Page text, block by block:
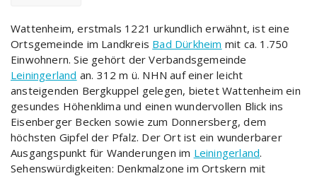
Wattenheim, erstmals 1221 urkundlich erwähnt, ist eine
Ortsgemeinde im Landkreis Bad Dürkheim mit ca. 1.750
Einwohnern. Sie gehört der Verbandsgemeinde
Leiningerland an. 312 m ü. NHN auf einer leicht
ansteigenden Bergkuppel gelegen, bietet Wattenheim ein
gesundes Höhenklima und einen wundervollen Blick ins
Eisenberger Becken sowie zum Donnersberg, dem
höchsten Gipfel der Pfalz. Der Ort ist ein wunderbarer
Ausgangspunkt für Wanderungen im Leiningerland.
Sehenswürdigkeiten: Denkmalzone im Ortskern mit